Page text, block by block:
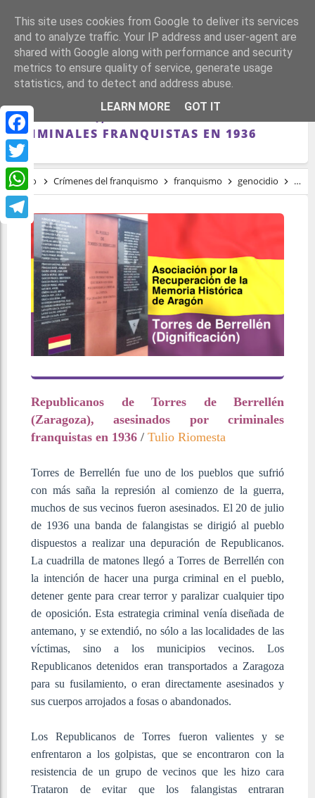
Facebook
Twitter
WhatsApp
Telegram
REPUBLICANOS DE TORRES DE BERRELLÉN
(ZARAGOZA), ASESINADOS POR
CRIMINALES FRANQUISTAS EN 1936
Inicio Crímenes del franquismo franquismo genocidio
Republicanos de Torres de Berrellén
(Zaragoza), asesinados por criminales
franquistas en 1936 / Tulio Riomesta
Torres de Berrellén fue uno de los pueblos que sufrió
con más saña la represión al comienzo de la guerra,
muchos de sus vecinos fueron asesinados. El 20 de julio
de 1936 una banda de falangistas se dirigió al pueblo
dispuestos a realizar una depuración de Republicanos.
La cuadrilla de matones llegó a Torres de Berrellén con
la intención de hacer una purga criminal en el pueblo,
detener gente para crear terror y paralizar cualquier tipo
de oposición. Esta estrategia criminal venía diseñada de
antemano, y se extendió, no sólo a las localidades de las
víctimas, sino a los municipios vecinos. Los
Republicanos detenidos eran transportados a Zaragoza
para su fusilamiento, o eran directamente asesinados y
sus cuerpos arrojados a fosas o abandonados.
Los Republicanos de Torres fueron valientes y se
enfrentaron a los golpistas, que se encontraron con la
resistencia de un grupo de vecinos que les hizo cara
Trataron de evitar que los falangistas entraran
This site uses cookies from Google to deliver its services
and to analyze traffic. Your IP address and user-agent are
shared with Google along with performance and security
metrics to ensure quality of service, generate usage
statistics, and to detect and address abuse.
LEARN MORE
GOT IT